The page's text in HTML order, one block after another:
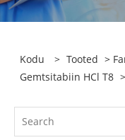
Kodu > Tooted >
Gemtsitabiin HCl T8